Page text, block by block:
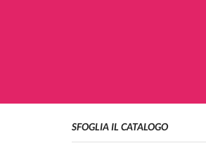
SFOGLIA IL CATALOGO